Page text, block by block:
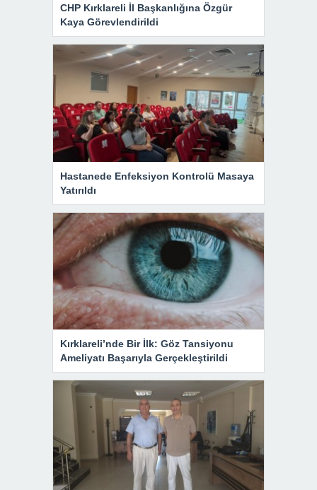
CHP Kırklareli İl Başkanlığına Özgür
Kaya Görevlendirildi
Hastanede Enfeksiyon Kontrolü Masaya
Yatırıldı
Kırklareli’nde Bir İlk: Göz Tansiyonu
Ameliyatı Başarıyla Gerçekleştirildi